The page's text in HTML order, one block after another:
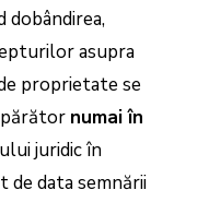
dobândirea,
asupra
proprietate se
numai în
juridic în
de data semnării